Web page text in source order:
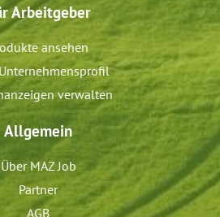
Arbeitgeber
ansehen
verwalten
Allgemein
Über MAZ Job
Partner
AGB